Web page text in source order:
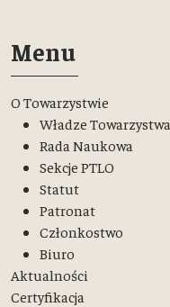
Menu
O Towarzystwie
Władze Towarzystwa
Rada Naukowa
Sekcje PTLO
Statut
Patronat
Członkostwo
Biuro
Aktualności
Certyfikacja